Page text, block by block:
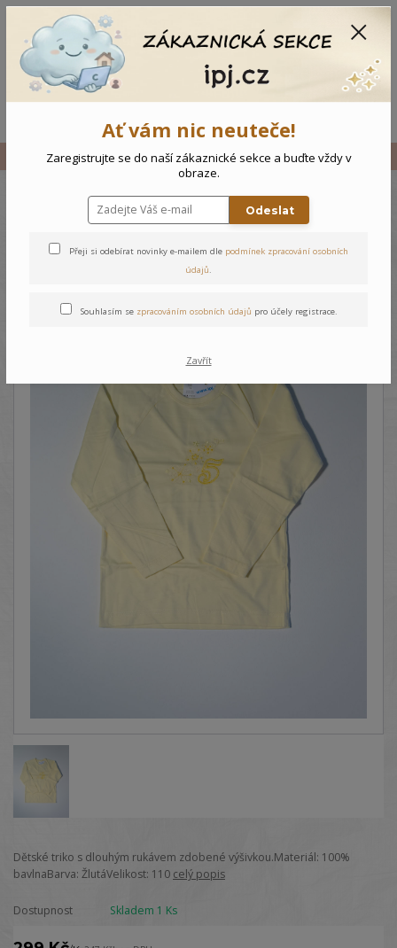
Vše Dětské triko Květiny
Dětské triko Květiny
Dětské triko s dlouhým rukávem zdobené výšivkou.Materiál: 100%
bavlnaBarva: ŽlutáVelikost: 110 celý popis
Dostupnost Skladem 1 Ks
Ať vám nic neuteče!
Zaregistrujte se do naší zákaznické sekce a buďte vždy v
obraze.
Odeslat
Přeji si odebírat novinky e-mailem dle podmínek zpracování osobních
údajů.
Souhlasím se zpracováním osobních údajů pro účely registrace.
Zavřít